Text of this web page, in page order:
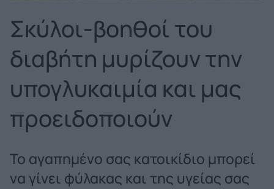
Σκύλοι-βοηθοί του
διαβήτη μυρίζουν την
υπογλυκαιμία και μας
προειδοποιούν
Το αγαπημένο σας κατοικίδιο μπορεί
να γίνει φύλακας και της υγείας σας